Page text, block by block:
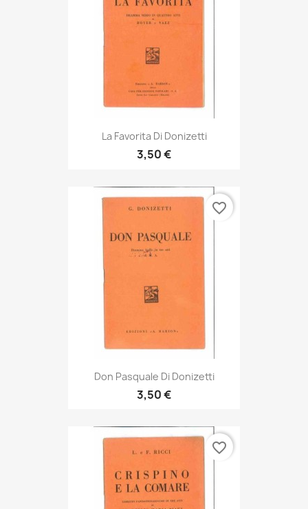
La Favorita Di Donizetti
3,50 €
Don Pasquale Di Donizetti
3,50 €
favorite_border
favorite_border